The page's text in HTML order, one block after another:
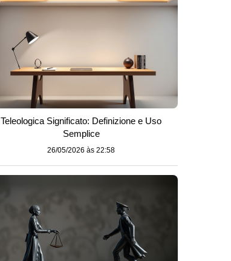
Teleologica Significato: Definizione e Uso
Semplice
26/05/2026 às 22:58